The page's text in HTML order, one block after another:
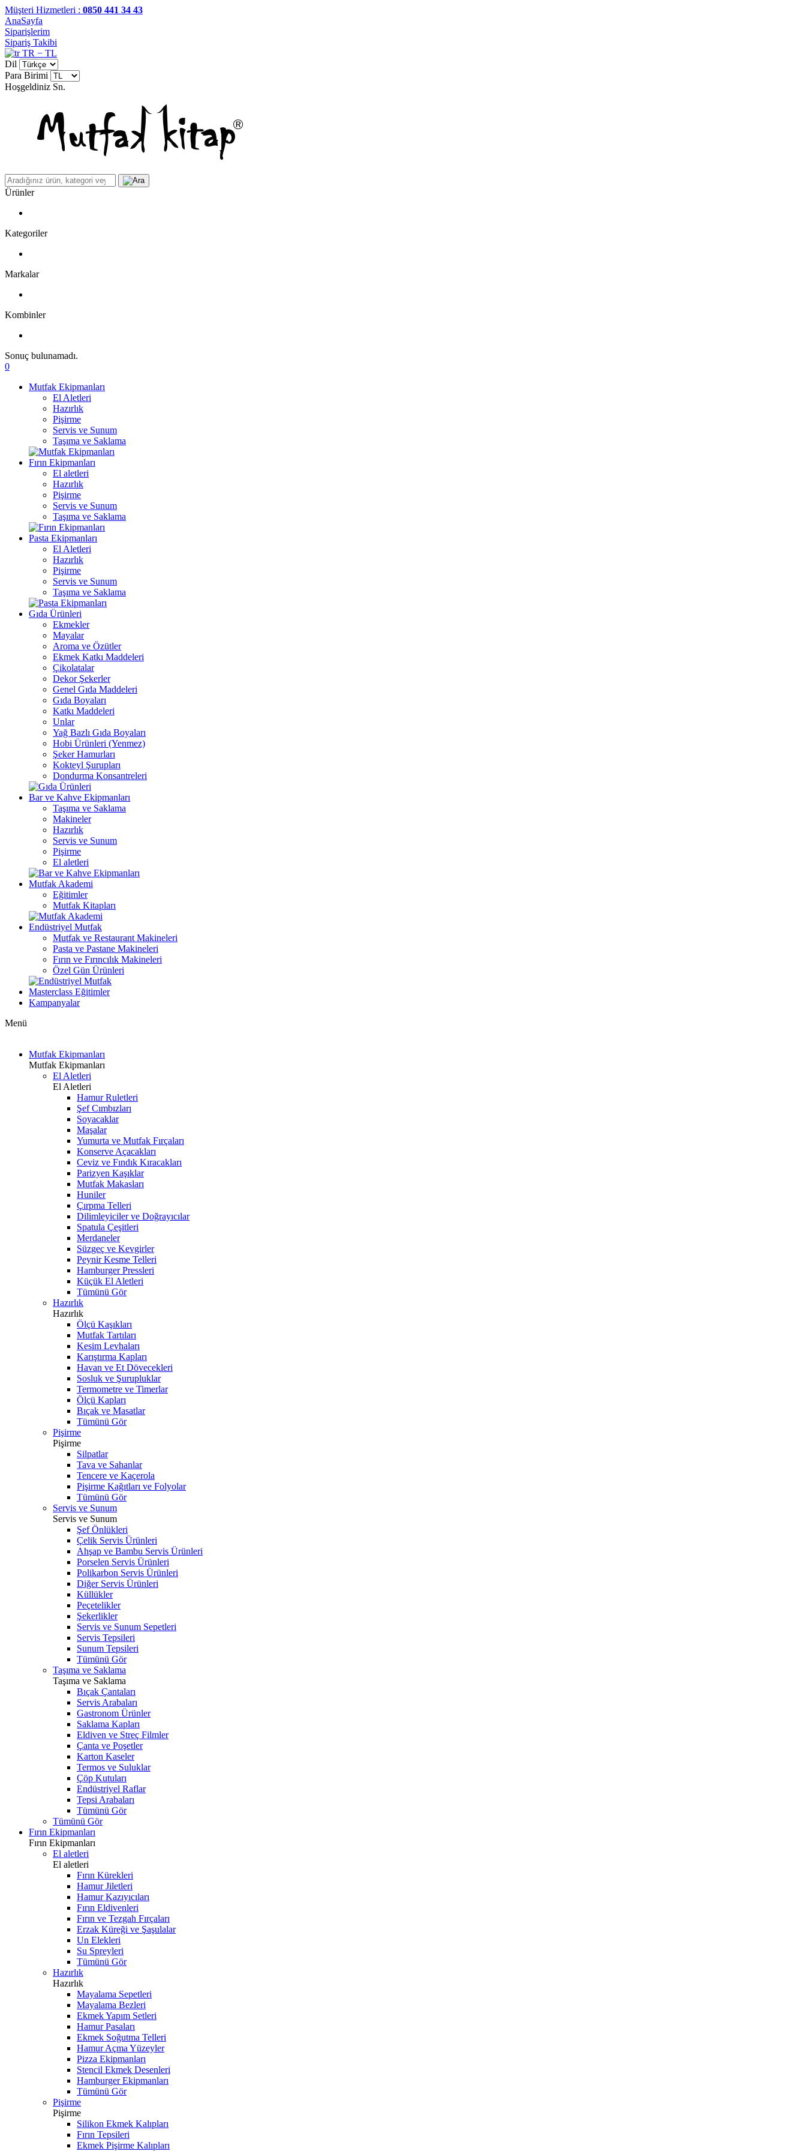
Müşteri Hizmetleri : 0850 441 34 43
AnaSayfa
Siparişlerim
Sipariş Takibi
TR − TL
Dil
Para Birimi
Hoşgeldiniz Sn.
Ürünler
Kategoriler
Markalar
Kombinler
Sonuç bulunamadı.
0
Mutfak Ekipmanları
El Aletleri
Hazırlık
Pişirme
Servis ve Sunum
Taşıma ve Saklama
Fırın Ekipmanları
El aletleri
Hazırlık
Pişirme
Servis ve Sunum
Taşıma ve Saklama
Pasta Ekipmanları
El Aletleri
Hazırlık
Pişirme
Servis ve Sunum
Taşıma ve Saklama
Gıda Ürünleri
Ekmekler
Mayalar
Aroma ve Özütler
Ekmek Katkı Maddeleri
Çikolatalar
Dekor Şekerler
Genel Gıda Maddeleri
Gıda Boyaları
Katkı Maddeleri
Unlar
Yağ Bazlı Gıda Boyaları
Hobi Ürünleri (Yenmez)
Şeker Hamurları
Kokteyl Şurupları
Dondurma Konsantreleri
Bar ve Kahve Ekipmanları
Taşıma ve Saklama
Makineler
Hazırlık
Servis ve Sunum
Pişirme
El aletleri
Mutfak Akademi
Eğitimler
Mutfak Kitapları
Endüstriyel Mutfak
Mutfak ve Restaurant Makineleri
Pasta ve Pastane Makineleri
Fırın ve Fırıncılık Makineleri
Özel Gün Ürünleri
Masterclass Eğitimler
Kampanyalar
Menü
Mutfak Ekipmanları
Mutfak Ekipmanları
El Aletleri
El Aletleri
Hamur Ruletleri
Şef Cımbızları
Soyacaklar
Maşalar
Yumurta ve Mutfak Fırçaları
Konserve Açacakları
Ceviz ve Fındık Kıracakları
Parizyen Kaşıklar
Mutfak Makasları
Huniler
Çırpma Telleri
Dilimleyiciler ve Doğrayıcılar
Spatula Çeşitleri
Merdaneler
Süzgeç ve Kevgirler
Peynir Kesme Telleri
Hamburger Pressleri
Küçük El Aletleri
Tümünü Gör
Hazırlık
Hazırlık
Ölçü Kaşıkları
Mutfak Tartıları
Kesim Levhaları
Karıştırma Kapları
Havan ve Et Dövecekleri
Sosluk ve Şurupluklar
Termometre ve Timerlar
Ölçü Kapları
Bıçak ve Masatlar
Tümünü Gör
Pişirme
Pişirme
Silpatlar
Tava ve Sahanlar
Tencere ve Kaçerola
Pişirme Kağıtları ve Folyolar
Tümünü Gör
Servis ve Sunum
Servis ve Sunum
Şef Önlükleri
Çelik Servis Ürünleri
Ahşap ve Bambu Servis Ürünleri
Porselen Servis Ürünleri
Polikarbon Servis Ürünleri
Diğer Servis Ürünleri
Küllükler
Peçetelikler
Şekerlikler
Servis ve Sunum Sepetleri
Servis Tepsileri
Sunum Tepsileri
Tümünü Gör
Taşıma ve Saklama
Taşıma ve Saklama
Bıçak Çantaları
Servis Arabaları
Gastronom Ürünler
Saklama Kapları
Eldiven ve Streç Filmler
Çanta ve Poşetler
Karton Kaseler
Termos ve Suluklar
Çöp Kutuları
Endüstriyel Raflar
Tepsi Arabaları
Tümünü Gör
Tümünü Gör
Fırın Ekipmanları
Fırın Ekipmanları
El aletleri
El aletleri
Fırın Kürekleri
Hamur Jiletleri
Hamur Kazıyıcıları
Fırın Eldivenleri
Fırın ve Tezgah Fırçaları
Erzak Küreği ve Şaşulalar
Un Elekleri
Su Spreyleri
Tümünü Gör
Hazırlık
Hazırlık
Mayalama Sepetleri
Mayalama Bezleri
Ekmek Yapım Setleri
Hamur Pasaları
Ekmek Soğutma Telleri
Hamur Açma Yüzeyler
Pizza Ekipmanları
Stencil Ekmek Desenleri
Hamburger Ekipmanları
Tümünü Gör
Pişirme
Pişirme
Silikon Ekmek Kalıpları
Fırın Tepsileri
Ekmek Pişirme Kalıpları